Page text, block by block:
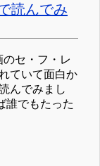
読んでみ
セ・フ・レ
ていて面白か
んでみまし
誰でもたった